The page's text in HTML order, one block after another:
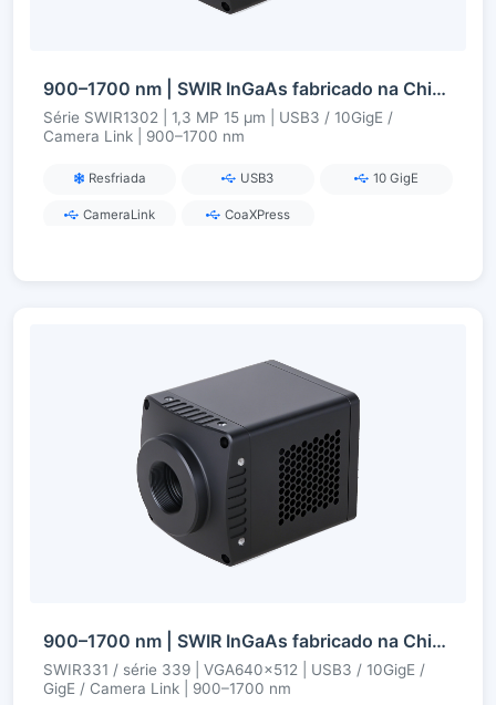
900–1700 nm | SWIR InGaAs fabricado na China | 1,3 MP | USB3 / 10GigE / Camera Link | Refrigerado | Câmera SWIR
Série SWIR1302 | 1,3 MP 15 µm | USB3 / 10GigE /
Camera Link | 900–1700 nm
Resfriada USB3 10 GigE
CameraLink CoaXPress
900–1700 nm | SWIR InGaAs fabricado na China | VGA 0,33 MP | USB3 / 10GigE / GigE / Camera Link | Refrigerado / Não Refrigerado | Câmera SWIR
SWIR331 / série 339 | VGA640×512 | USB3 / 10GigE /
GigE / Camera Link | 900–1700 nm